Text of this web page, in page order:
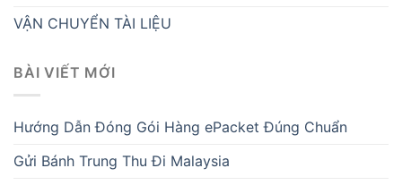
VẬN CHUYỂN TÀI LIỆU
BÀI VIẾT MỚI
Hướng Dẫn Đóng Gói Hàng ePacket Đúng Chuẩn
Gửi Bánh Trung Thu Đi Malaysia